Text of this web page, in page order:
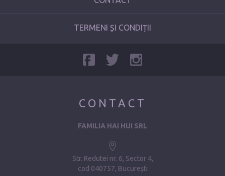
TERMENI ȘI CONDIȚII
CONTACT
FAMILIA HAI HUI SRL
Str. Redutei nr. 6, Sector 4
cod 040757, București